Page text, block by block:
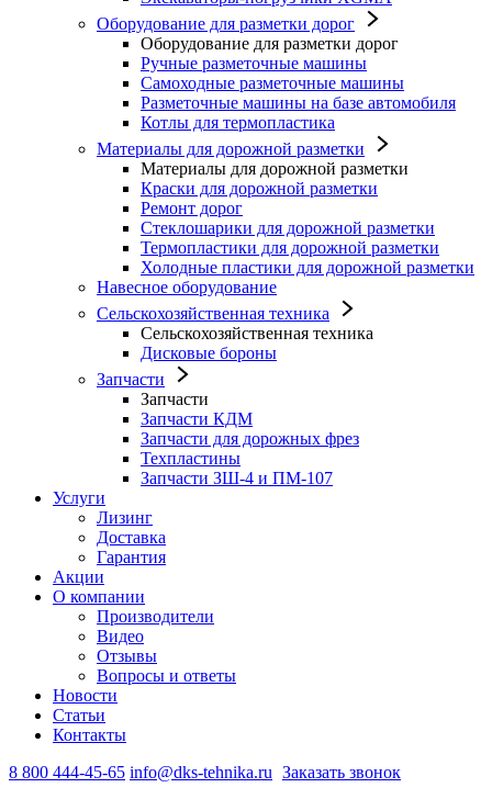
Оборудование для разметки дорог
Оборудование для разметки дорог
Ручные разметочные машины
Самоходные разметочные машины
Разметочные машины на базе автомобиля
Котлы для термопластика
Материалы для дорожной разметки
Материалы для дорожной разметки
Краски для дорожной разметки
Ремонт дорог
Стеклошарики для дорожной разметки
Термопластики для дорожной разметки
Холодные пластики для дорожной разметки
Навесное оборудование
Сельскохозяйственная техника
Сельскохозяйственная техника
Дисковые бороны
Запчасти
Запчасти
Запчасти КДМ
Запчасти для дорожных фрез
Техпластины
Запчасти ЗШ-4 и ПМ-107
Услуги
Лизинг
Доставка
Гарантия
Акции
О компании
Производители
Видео
Отзывы
Вопросы и ответы
Новости
Статьи
Контакты
8 800 444-45-65 info@dks-tehnika.ru Заказать звонок